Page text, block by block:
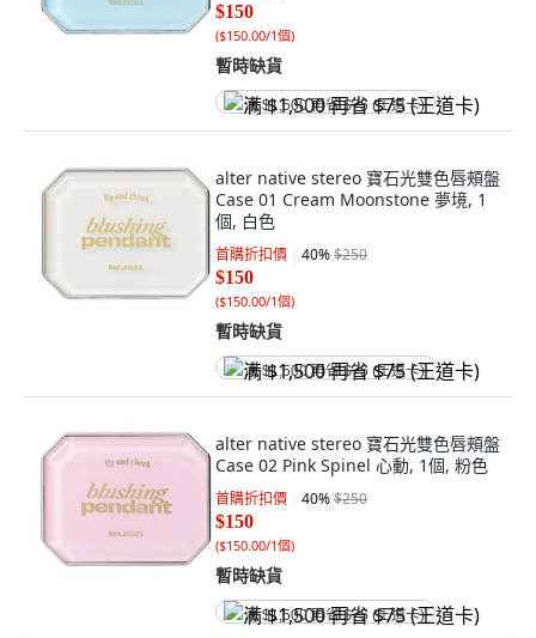
$150
($150.00/1個)
暫時缺貨
满 $1,500 再省 $75 (王道卡)
alter native stereo 寶石光雙色唇頰盤
Case 01 Cream Moonstone 夢境, 1
個, 白色
首購折扣價 40%$250
$150
($150.00/1個)
暫時缺貨
满 $1,500 再省 $75 (王道卡)
alter native stereo 寶石光雙色唇頰盤
Case 02 Pink Spinel 心動, 1個, 粉色
首購折扣價 40%$250
$150
($150.00/1個)
暫時缺貨
满 $1,500 再省 $75 (王道卡)